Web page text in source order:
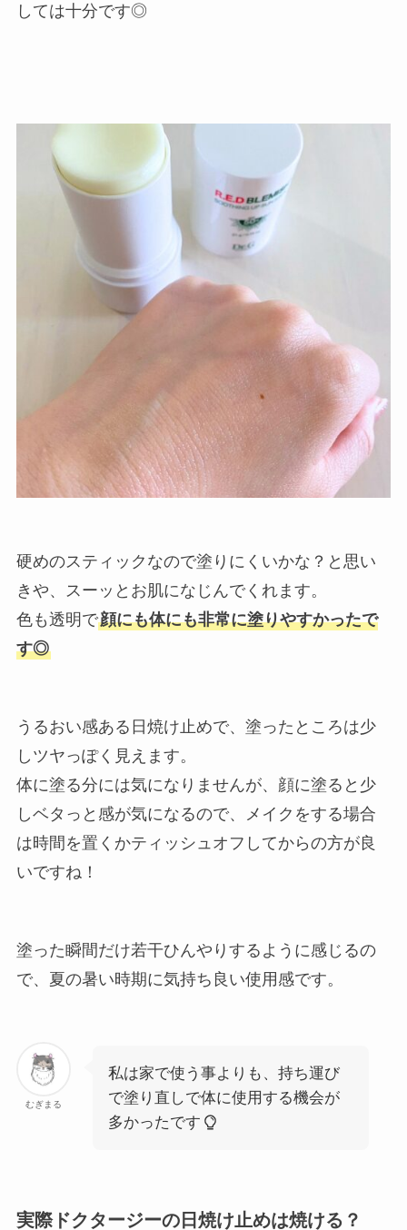
しては十分です◎
硬めのスティックなので塗りにくいかな？と思い
きや、スーッとお肌になじんでくれます。
色も透明で顔にも体にも非常に塗りやすかったで
す◎
うるおい感ある日焼け止めで、塗ったところは少
しツヤっぽく見えます。
体に塗る分には気になりませんが、顔に塗ると少
しベタっと感が気になるので、メイクをする場合
は時間を置くかティッシュオフしてからの方が良
いですね！
塗った瞬間だけ若干ひんやりするように感じるの
で、夏の暑い時期に気持ち良い使用感です。
むぎまる
私は家で使う事よりも、持ち運び
で塗り直しで体に使用する機会が
多かったです
実際ドクタージーの日焼け止めは焼ける？